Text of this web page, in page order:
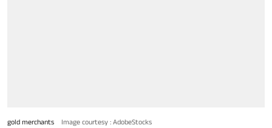
gold merchants Image courtesy : AdobeStocks